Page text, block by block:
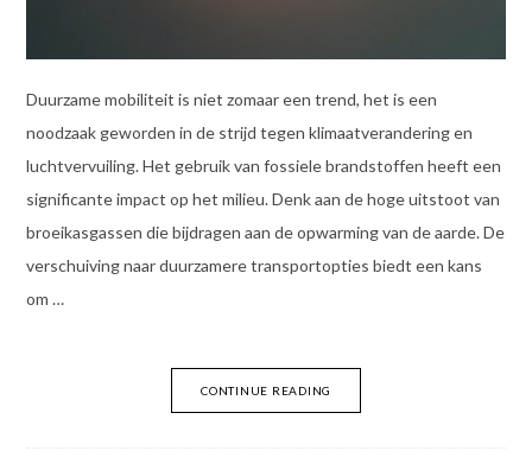
Duurzame mobiliteit is niet zomaar een trend, het is een
noodzaak geworden in de strijd tegen klimaatverandering en
luchtvervuiling. Het gebruik van fossiele brandstoffen heeft een
significante impact op het milieu. Denk aan de hoge uitstoot van
broeikasgassen die bijdragen aan de opwarming van de aarde. De
verschuiving naar duurzamere transportopties biedt een kans
om …
CONTINUE READING